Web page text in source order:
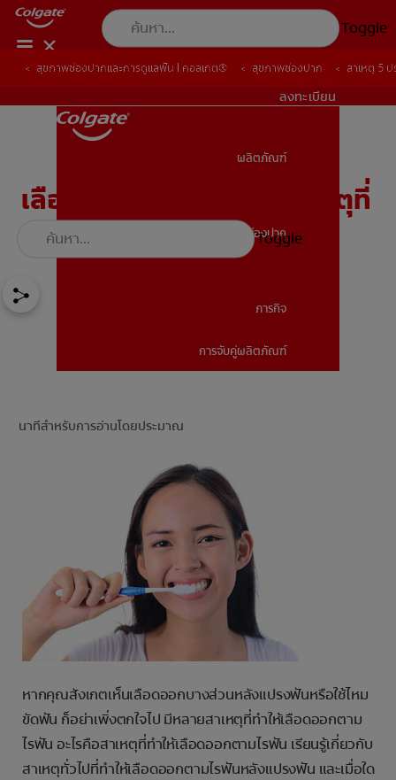
Toggle
ลงทะเบียน
ผลิตภัณฑ์
สุขภาพช่องปาก
ภารกิจ
การจับคู่ผลิตภัณฑ์
Toggle
สุขภาพช่องปากและการดูแลฟัน | คอลเกต® สุขภาพช่องปาก สาเหตุ 5
เลือดออกตามไรฟัน: 5 สาเหตุที่
คุณควรรู้และวิธีแก้ไขง่ายๆ
นาทีสำหรับการอ่านโดยประมาณ
หากคุณสังเกตเห็นเลือดออกบางส่วนหลังแปรงฟันหรือใช้ไหม
ขัดฟัน ก็อย่าเพิ่งตกใจไป มีหลายสาเหตุที่ทำให้เลือดออกตาม
ไรฟัน อะไรคือสาเหตุที่ทำให้เลือดออกตามไรฟัน เรียนรู้เกี่ยวกับ
สาเหตุทั่วไปที่ทำให้เลือดออกตามไรฟันหลังแปรงฟัน และเมื่อใด